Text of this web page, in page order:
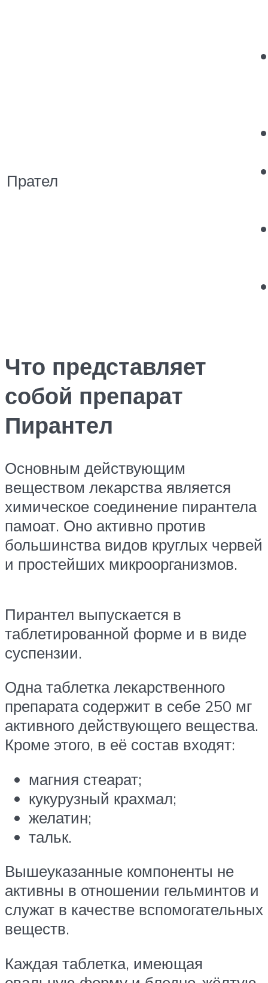
Прател
Что представляет
собой препарат
Пирантел
Основным действующим
веществом лекарства является
химическое соединение пирантела
памоат. Оно активно против
большинства видов круглых червей
и простейших микроорганизмов.
Пирантел выпускается в
таблетированной форме и в виде
суспензии.
Одна таблетка лекарственного
препарата содержит в себе 250 мг
активного действующего вещества.
Кроме этого, в её состав входят:
магния стеарат;
кукурузный крахмал;
желатин;
тальк.
Вышеуказанные компоненты не
активны в отношении гельминтов и
служат в качестве вспомогательных
веществ.
Каждая таблетка, имеющая